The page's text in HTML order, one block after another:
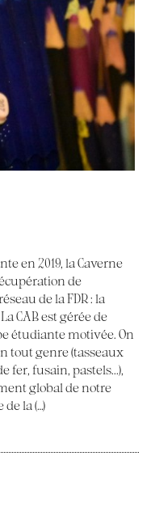
en 2019, la Caverne
de
de la FDR : la
CAB est gérée de
étudiante motivée. On
tout genre (tasseaux
fer, fusain, pastels...),
global de notre
la (…)